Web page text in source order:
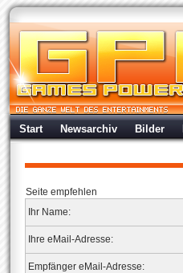
Start Newsarchiv Bilder
Seite empfehlen
Ihr Name:
Ihre eMail-Adresse:
Empfänger eMail-Adresse: